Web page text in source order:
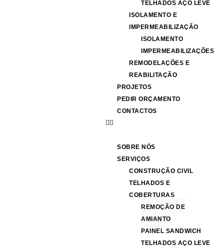
TELHADOS AÇO LEVE
ISOLAMENTO E
IMPERMEABILIZAÇÃO
ISOLAMENTO
IMPERMEABILIZAÇÕES
REMODELAÇÕES E
REABILITAÇÃO
PROJETOS
PEDIR ORÇAMENTO
CONTACTOS
SOBRE NÓS
SERVIÇOS
CONSTRUÇÃO CIVIL
TELHADOS E
COBERTURAS
REMOÇÃO DE
AMIANTO
PAINEL SANDWICH
TELHADOS AÇO LEVE